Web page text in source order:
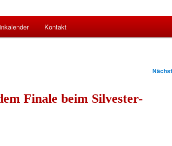
Kontakt
Finale beim Silvester-